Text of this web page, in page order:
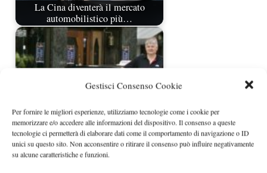
Gestisci Consenso Cookie
Per fornire le migliori esperienze, utilizziamo tecnologie come i cookie per
memorizzare e/o accedere alle informazioni del dispositivo. Il consenso a queste
tecnologie ci permetterà di elaborare dati come il comportamento di navigazione o ID
unici su questo sito. Non acconsentire o ritirare il consenso può influire negativamente
su alcune caratteristiche e funzioni.
La Cina diventerà il mercato
automobilistico più…
Norvegia, gennaio da record per